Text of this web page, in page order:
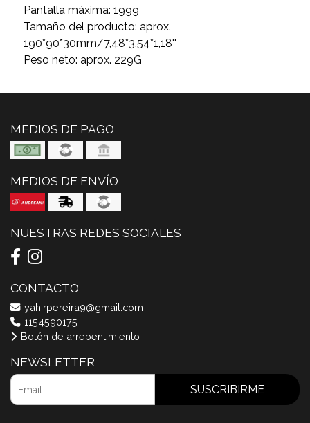
Pantalla máxima: 1999
Tamaño del producto: aprox.
190*90*30mm/7,48*3,54*1,18''
Peso neto: aprox. 229G
MEDIOS DE PAGO
MEDIOS DE ENVÍO
NUESTRAS REDES SOCIALES
CONTACTO
yahirpereira9@gmail.com
1154590175
Botón de arrepentimiento
NEWSLETTER
SUSCRIBIRME